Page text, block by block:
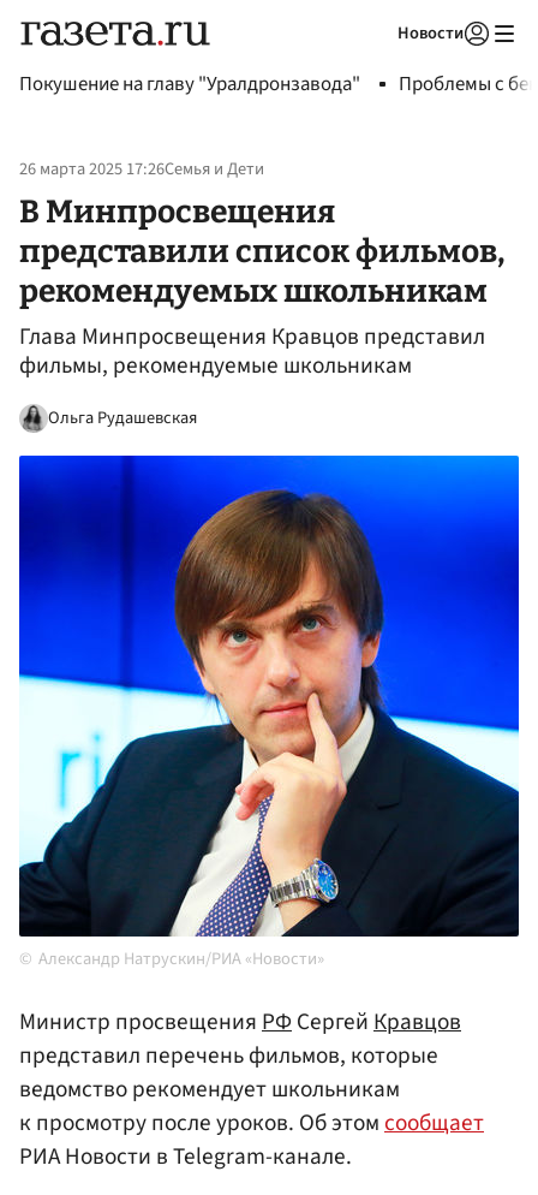
Новости
Покушение на главу "Уралдронзавода" Проблемы с
26 марта 2025 17:26Семья и Дети
В Минпросвещения
представили список фильмов,
рекомендуемых школьникам
Глава Минпросвещения Кравцов представил
фильмы, рекомендуемые школьникам
Ольга Рудашевская
Александр Натрускин/РИА «Новости»
Министр просвещенияРФСергейКравцов
представил перечень фильмов, которые
ведомство рекомендует школьникам
к просмотру после уроков. Об этомсообщает
РИА Новости в Telegram-канале.